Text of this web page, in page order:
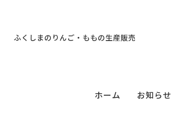
ふくしまのりんご・ももの生産販売
ホーム お知らせ